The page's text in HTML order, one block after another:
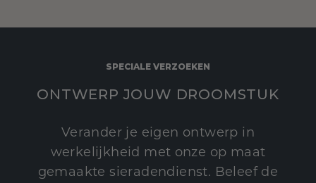
SPECIALE VERZOEKEN
ONTWERP JOUW DROOMSTUK
Verander je eigen ontwerp in
werkelijkheid met onze op maat
gemaakte sieradendienst. Beleef de